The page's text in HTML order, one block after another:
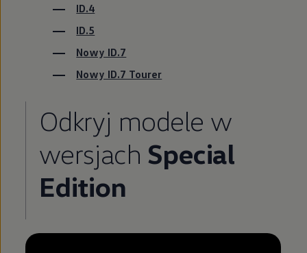
ID.4
ID.5
Nowy ID.7
Nowy ID.7 Tourer
Odkryj modele w
wersjach Special
Edition